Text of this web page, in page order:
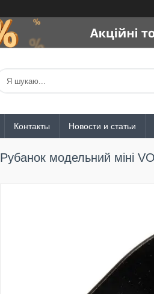
Контакты Новости и статьи
Рубанок модельний міні